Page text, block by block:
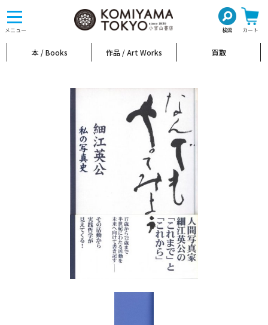
メニュー 検索 カート
toggle
navigation
本 / Books 作品 / Art Works 買取